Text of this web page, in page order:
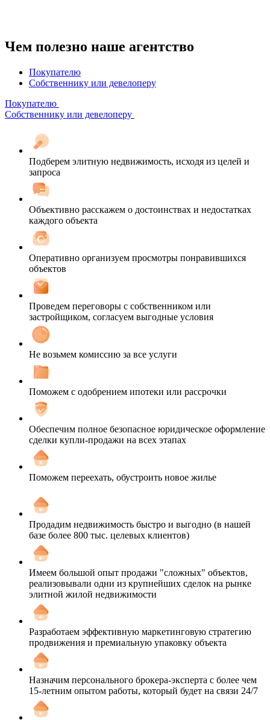
Чем полезно наше агентство
Покупателю
Собственнику или девелоперу
Покупателю
Собственнику или девелоперу
Подберем элитную недвижимость, исходя из целей и
запроса
Объективно расскажем о достоинствах и недостатках
каждого объекта
Оперативно организуем просмотры понравившихся
объектов
Проведем переговоры с собственником или
застройщиком, согласуем выгодные условия
Не возьмем комиссию за все услуги
Поможем с одобрением ипотеки или рассрочки
Обеспечим полное безопасное юридическое оформление
сделки купли-продажи на всех этапах
Поможем переехать, обустроить новое жилье
Продадим недвижимость быстро и выгодно (в нашей
базе более 800 тыс. целевых клиентов)
Имеем большой опыт продажи "сложных" объектов,
реализовывали одни из крупнейших сделок на рынке
элитной жилой недвижимости
Разработаем эффективную маркетинговую стратегию
продвижения и премиальную упаковку объекта
Назначим персонального брокера-эксперта с более чем
15-летним опытом работы, который будет на связи 24/7